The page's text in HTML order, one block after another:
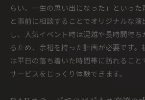
らい、一生の思い出になった」といった
と事前に相談することでオリジナルな
し、人気イベント時は混雑や長時間待
るため、余裕を持った計画が必要です。
は平日の落ち着いた時間帯に訪れること
サービスをじっくり体験できます。